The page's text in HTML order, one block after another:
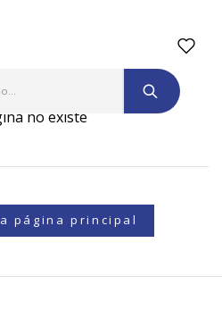
no existe
página principal